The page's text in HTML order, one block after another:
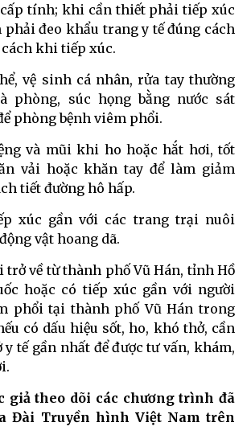
tính; khi cần thiết phải tiếp xúc
phải đeo khẩu trang y tế đúng cách
khi tiếp xúc.
vệ sinh cá nhân, rửa tay thường
phòng, súc họng bằng nước sát
phòng bệnh viêm phổi.
và mũi khi ho hoặc hắt hơi, tốt
vải hoặc khăn tay để làm giảm
tiết đường hô hấp.
xúc gần với các trang trại nuôi
vật hoang dã.
trở về từ thành phố Vũ Hán, tỉnh Hồ
hoặc có tiếp xúc gần với người
phổi tại thành phố Vũ Hán trong
có dấu hiệu sốt, ho, khó thở, cần
y tế gần nhất để được tư vấn, khám,
giả theo dõi các chương trình đã
Đài Truyền hình Việt Nam trên